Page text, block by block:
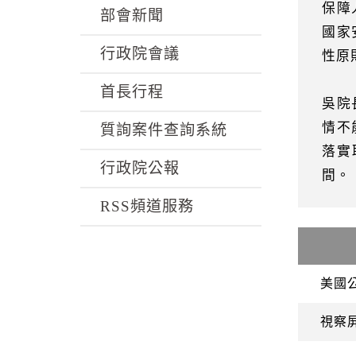
部會新聞
行政院會議
首長行程
質詢案件查詢系統
行政院公報
RSS頻道服務
保障
國
性原
吳院
情不
落實
間。
美國
視察